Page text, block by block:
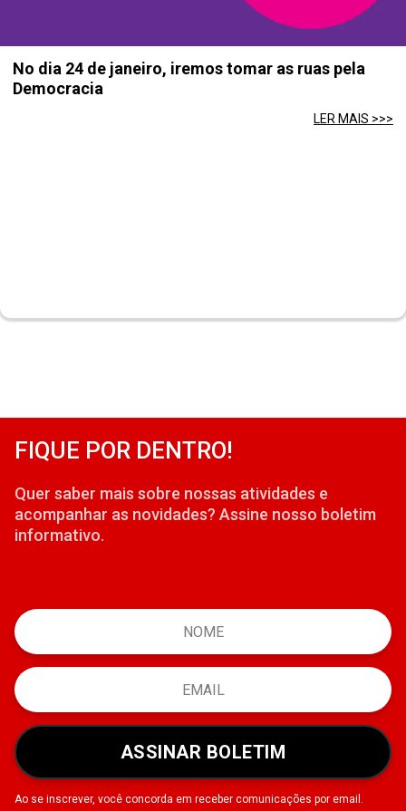
No dia 24 de janeiro, iremos tomar as ruas pela
Democracia
LER MAIS >>>
FIQUE POR DENTRO!
Quer saber mais sobre nossas atividades e
acompanhar as novidades? Assine nosso boletim
informativo.
ASSINAR BOLETIM
Ao se inscrever, você concorda em receber comunicações por email.